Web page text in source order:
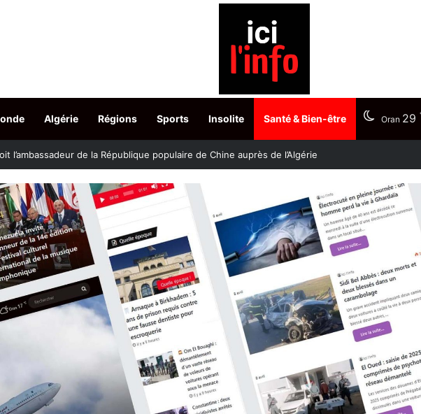
Algérie Régions Sports Insolite Santé & Bien-être Oran 29
universitaires : le ministère fixe les dates du choix des postes